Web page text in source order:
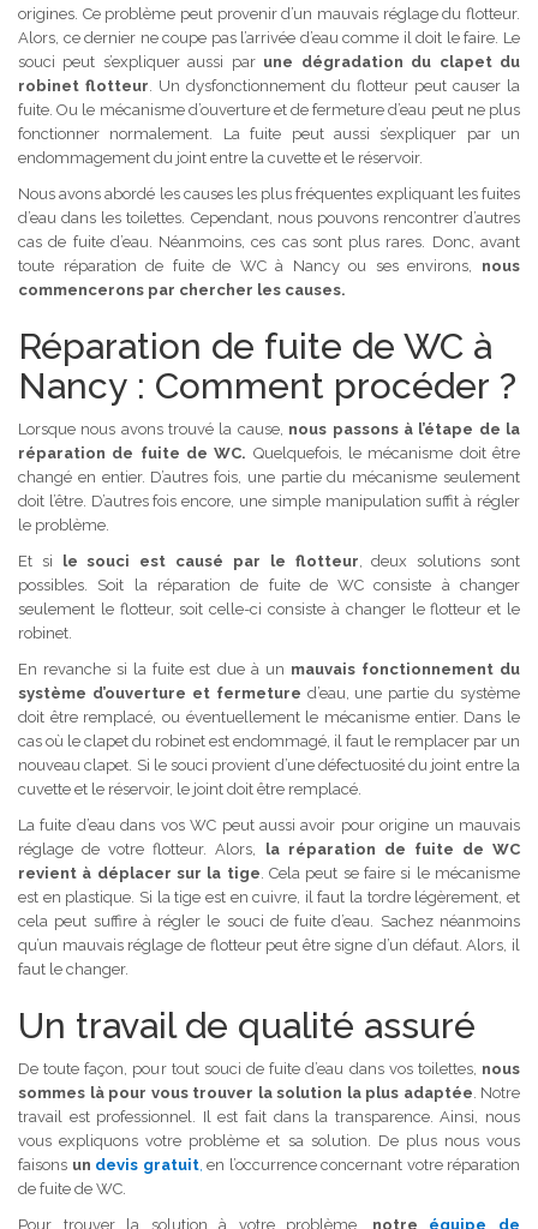
origines. Ce problème peut provenir d’un mauvais réglage du flotteur.
Alors, ce dernier ne coupe pas l’arrivée d’eau comme il doit le faire. Le
souci peut s’expliquer aussi par une dégradation du clapet du
robinet flotteur . Un dysfonctionnement du flotteur peut causer la
fuite. Ou le mécanisme d’ouverture et de fermeture d’eau peut ne plus
fonctionner normalement. La fuite peut aussi s’expliquer par un
endommagement du joint entre la cuvette et le réservoir.
Nous avons abordé les causes les plus fréquentes expliquant les fuites
d’eau dans les toilettes. Cependant, nous pouvons rencontrer d’autres
cas de fuite d’eau. Néanmoins, ces cas sont plus rares. Donc, avant
toute réparation de fuite de WC à Nancy ou ses environs, nous
commencerons par chercher les causes.
Réparation de fuite de WC à
Nancy : Comment procéder ?
Lorsque nous avons trouvé la cause, nous passons à l’étape de la
réparation de fuite de WC. Quelquefois, le mécanisme doit être
changé en entier. D’autres fois, une partie du mécanisme seulement
doit l’être. D’autres fois encore, une simple manipulation suffit à régler
le problème.
Et si
le souci est causé par le flotteur , deux solutions sont
possibles. Soit la réparation de fuite de WC consiste à changer
seulement le flotteur, soit celle-ci consiste à changer le flotteur et le
robinet.
En revanche si la fuite est due à un mauvais fonctionnement du
système d’ouverture et fermeture d’eau, une partie du système
doit être remplacé, ou éventuellement le mécanisme entier. Dans le
cas où le clapet du robinet est endommagé, il faut le remplacer par un
nouveau clapet. Si le souci provient d’une défectuosité du joint entre la
cuvette et le réservoir, le joint doit être remplacé.
La fuite d’eau dans vos WC peut aussi avoir pour origine un mauvais
réglage de votre flotteur. Alors,
la réparation de fuite de WC
revient à déplacer sur la tige . Cela peut se faire si le mécanisme
est en plastique. Si la tige est en cuivre, il faut la tordre légèrement, et
cela peut suffire à régler le souci de fuite d’eau. Sachez néanmoins
qu’un mauvais réglage de flotteur peut être signe d’un défaut. Alors, il
faut le changer.
Un travail de qualité assuré
De toute façon, pour tout souci de fuite d’eau dans vos toilettes, nous
sommes là pour vous trouver la solution la plus adaptée . Notre
travail est professionnel. Il est fait dans la transparence. Ainsi, nous
vous expliquons votre problème et sa solution. De plus nous vous
faisons un devis gratuit, en l’occurrence concernant votre réparation
de fuite de WC.
Pour trouver la solution à votre problème, notre équipe de